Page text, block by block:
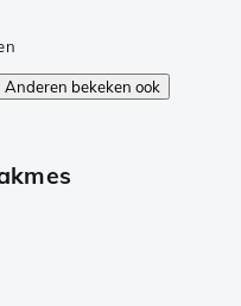
Anderen bekeken ook